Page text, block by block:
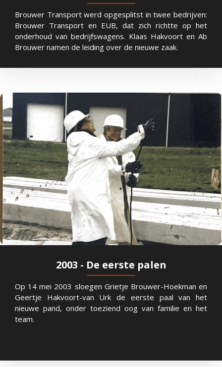
Brouwer Transport werd opgesplitst in twee bedrijven:
Brouwer Transport en EUB, dat zich richtte op het
onderhoud van bedrijfswagens. Klaas Hakvoort en Ab
Brouwer namen de leiding over de nieuwe zaak.
2003 - De eerste palen
Op 14 mei 2003 sloegen Grietje Brouwer-Hoekman en
Geertje Hakvoort-van Urk de eerste paal van het
nieuwe pand, onder toeziend oog van familie en het
team.